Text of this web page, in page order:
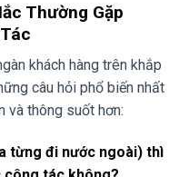
Thường Gặp
khách hàng trên khắp
câu hỏi phổ biến nhất
và thông suốt hơn:
từng đi nước ngoài) thì